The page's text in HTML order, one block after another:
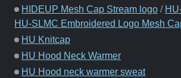
HIDEUP Mesh Cap Stream logo /
HU-SLMC Embroidered Logo Mesh
HU Knitcap
HU Hood Neck Warmer
HU Hood neck warmer sweat